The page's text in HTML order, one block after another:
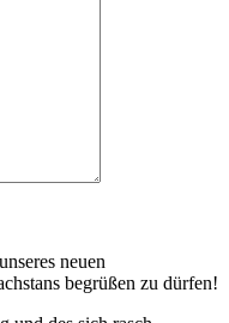
neuen
begrüßen zu dürfen!